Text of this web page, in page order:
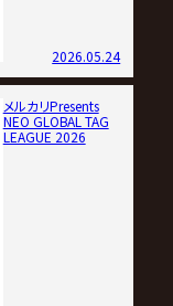
2026.05.24
メルカリPresents
NEO GLOBAL TAG
LEAGUE 2026